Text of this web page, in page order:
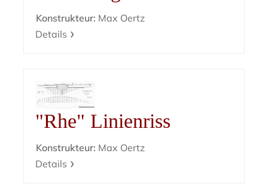
Konstrukteur: Max Oertz
Details
"Rhe" Linienriss
Konstrukteur: Max Oertz
Details